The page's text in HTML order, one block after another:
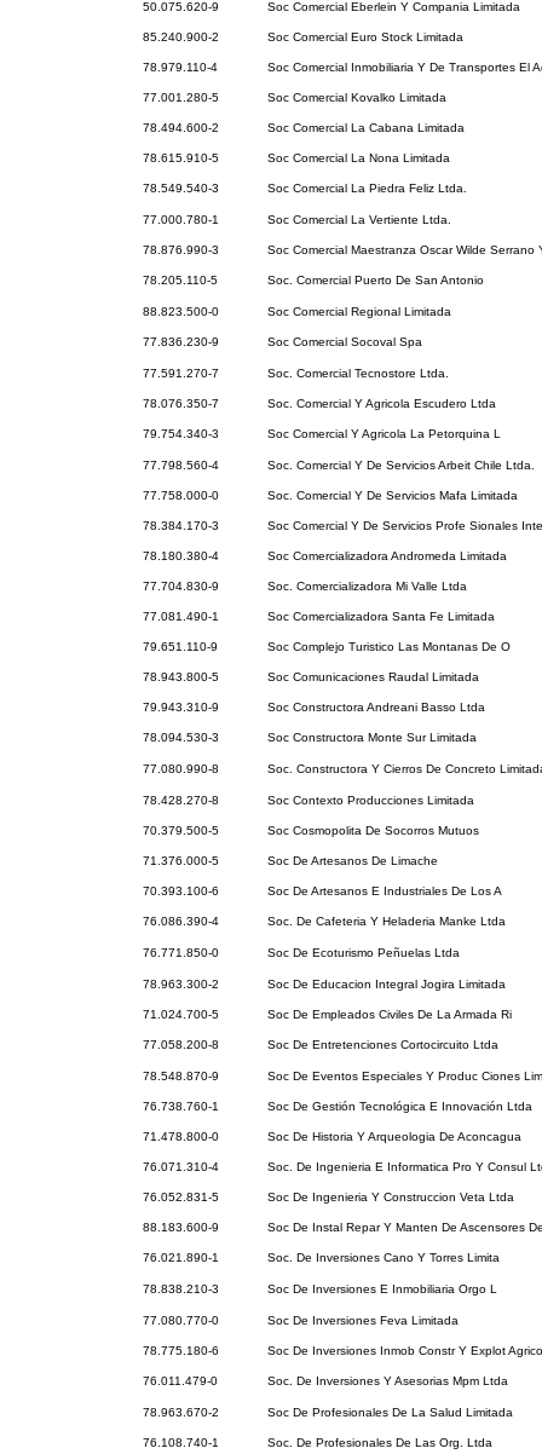
50.075.620-9 Soc Comercial Eberlein Y Compania Limitada
85.240.900-2 Soc Comercial Euro Stock Limitada
78.979.110-4 Soc Comercial Inmobiliaria Y De Transportes El
77.001.280-5 Soc Comercial Kovalko Limitada
78.494.600-2 Soc Comercial La Cabana Limitada
78.615.910-5 Soc Comercial La Nona Limitada
78.549.540-3 Soc Comercial La Piedra Feliz Ltda.
77.000.780-1 Soc Comercial La Vertiente Ltda.
78.876.990-3 Soc Comercial Maestranza Oscar Wilde Serrano
78.205.110-5 Soc. Comercial Puerto De San Antonio
88.823.500-0 Soc Comercial Regional Limitada
77.836.230-9 Soc Comercial Socoval Spa
77.591.270-7 Soc. Comercial Tecnostore Ltda.
78.076.350-7 Soc. Comercial Y Agricola Escudero Ltda
79.754.340-3 Soc Comercial Y Agricola La Petorquina L
77.798.560-4 Soc. Comercial Y De Servicios Arbeit Chile Ltda.
77.758.000-0 Soc. Comercial Y De Servicios Mafa Limitada
78.384.170-3 Soc Comercial Y De Servicios Profe Sionales
78.180.380-4 Soc Comercializadora Andromeda Limitada
77.704.830-9 Soc. Comercializadora Mi Valle Ltda
77.081.490-1 Soc Comercializadora Santa Fe Limitada
79.651.110-9 Soc Complejo Turistico Las Montanas De O
78.943.800-5 Soc Comunicaciones Raudal Limitada
79.943.310-9 Soc Constructora Andreani Basso Ltda
78.094.530-3 Soc Constructora Monte Sur Limitada
77.080.990-8 Soc. Constructora Y Cierros De Concreto
78.428.270-8 Soc Contexto Producciones Limitada
70.379.500-5 Soc Cosmopolita De Socorros Mutuos
71.376.000-5 Soc De Artesanos De Limache
70.393.100-6 Soc De Artesanos E Industriales De Los A
76.086.390-4 Soc. De Cafeteria Y Heladeria Manke Ltda
76.771.850-0 Soc De Ecoturismo Peñuelas Ltda
78.963.300-2 Soc De Educacion Integral Jogira Limitada
71.024.700-5 Soc De Empleados Civiles De La Armada Ri
77.058.200-8 Soc De Entretenciones Cortocircuito Ltda
78.548.870-9 Soc De Eventos Especiales Y Produc Ciones
76.738.760-1 Soc De Gestión Tecnológica E Innovación Ltda
71.478.800-0 Soc De Historia Y Arqueologia De Aconcagua
76.071.310-4 Soc. De Ingenieria E Informatica Pro Y Consul
76.052.831-5 Soc De Ingenieria Y Construccion Veta Ltda
88.183.600-9 Soc De Instal Repar Y Manten De Ascensores
76.021.890-1 Soc. De Inversiones Cano Y Torres Limita
78.838.210-3 Soc De Inversiones E Inmobiliaria Orgo L
77.080.770-0 Soc De Inversiones Feva Limitada
78.775.180-6 Soc De Inversiones Inmob Constr Y Explot
76.011.479-0 Soc. De Inversiones Y Asesorias Mpm Ltda
78.963.670-2 Soc De Profesionales De La Salud Limitada
76.108.740-1 Soc. De Profesionales De Las Org. Ltda